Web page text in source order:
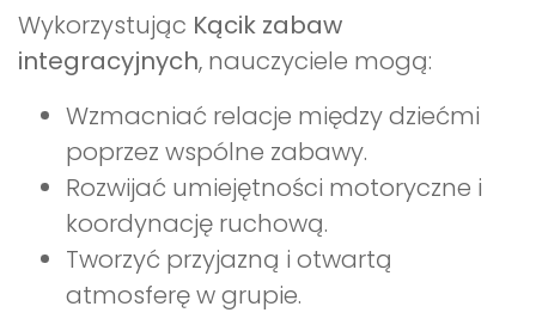
Wykorzystując Kącik zabaw
integracyjnych, nauczyciele mogą:
Wzmacniać relacje między dziećmi
poprzez wspólne zabawy.
Rozwijać umiejętności motoryczne i
koordynację ruchową.
Tworzyć przyjazną i otwartą
atmosferę w grupie.